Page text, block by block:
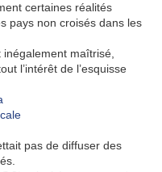
certaines réalités
pays non croisés dans les
inégalement maîtrisé,
l’intérêt de l’esquisse
pas de diffuser des